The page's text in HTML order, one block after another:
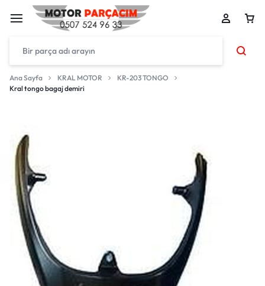
Ana Sayfa KRAL MOTOR
KR-203 TONGO
Kral tongo bagaj demiri